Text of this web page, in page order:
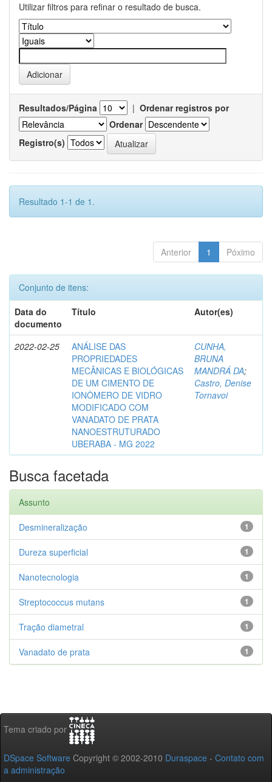
Utilizar filtros para refinar o resultado de busca.
Resultados/Página | Ordenar registros por
Ordenar
Registro(s)
Resultado 1-1 de 1.
Anterior 1 Póximo
Conjunto de itens:
Data do
documento
Título Autor(es)
2022-02-25
ANÁLISE DAS
PROPRIEDADES
MECÂNICAS E BIOLÓGICAS
DE UM CIMENTO DE
IONÔMERO DE VIDRO
MODIFICADO COM
VANADATO DE PRATA
NANOESTRUTURADO
UBERABA - MG 2022
CUNHA,
BRUNA
MANDRÁ DA;
Castro, Denise
Tornavoi
Busca facetada
Assunto
1
Desmineralização
1
Dureza superficial
1
Nanotecnologia
1
Streptococcus mutans
1
Tração diametral
1
Vanadato de prata
Tema criado por
DSpace Software Copyright © 2002-2010 Duraspace - Contato com
a administração